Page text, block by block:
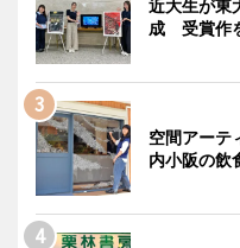
近大生が東
成 受賞作
空間アーテ
内小阪の飲